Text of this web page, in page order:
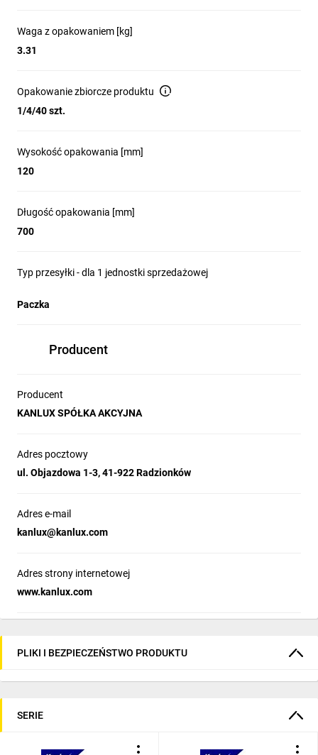
Waga z opakowaniem [kg]
3.31
Opakowanie zbiorcze produktu
1/4/40 szt.
Wysokość opakowania [mm]
120
Długość opakowania [mm]
700
Typ przesyłki - dla 1 jednostki sprzedażowej
Paczka
Producent
Producent
KANLUX SPÓŁKA AKCYJNA
Adres pocztowy
ul. Objazdowa 1-3, 41-922 Radzionków
Adres e-mail
kanlux@kanlux.com
Adres strony internetowej
www.kanlux.com
PLIKI I BEZPIECZEŃSTWO PRODUKTU
SERIE